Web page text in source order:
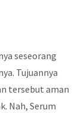
seseorang
Tujuannya
tersebut aman
Nah, Serum